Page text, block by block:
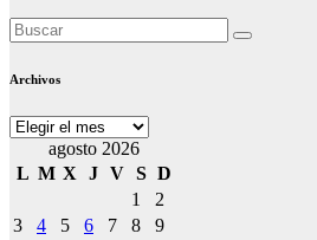
Archivos
Archivos
agosto 2026
L M X J V S D
1
2
3
4 5 6 7 8
9